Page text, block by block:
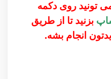
تونید روی دکمه
بزنید تا از طریق
انجام بشه.